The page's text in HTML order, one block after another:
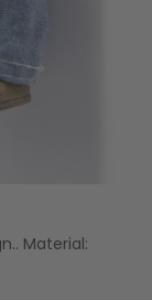
Material: